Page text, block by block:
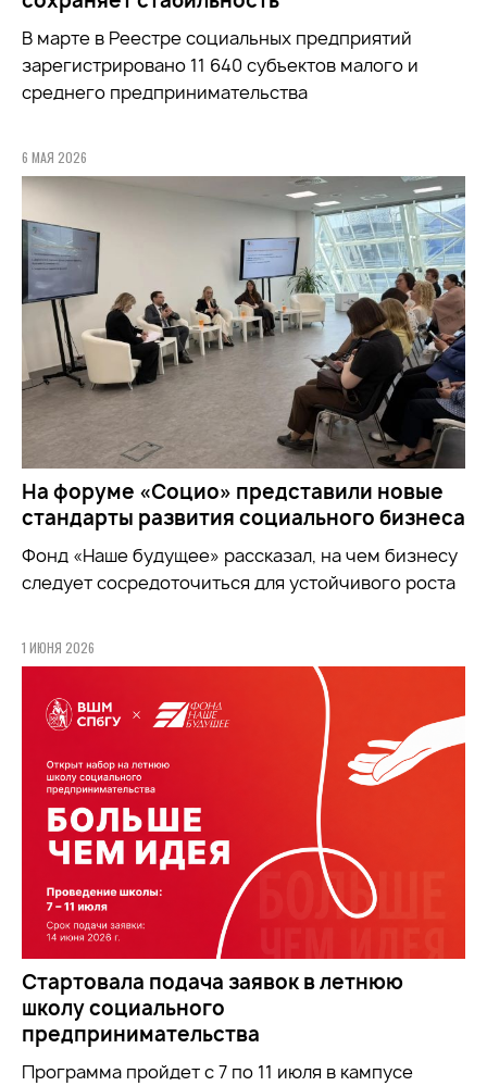
В марте в Реестре социальных предприятий
зарегистрировано 11 640 субъектов малого и
среднего предпринимательства
6 МАЯ 2026
На форуме «Социо» представили новые
стандарты развития социального бизнеса
Фонд «Наше будущее» рассказал, на чем бизнесу
следует сосредоточиться для устойчивого роста
1 ИЮНЯ 2026
Стартовала подача заявок в летнюю
школу социального
предпринимательства
Программа пройдет с 7 по 11 июля в кампусе